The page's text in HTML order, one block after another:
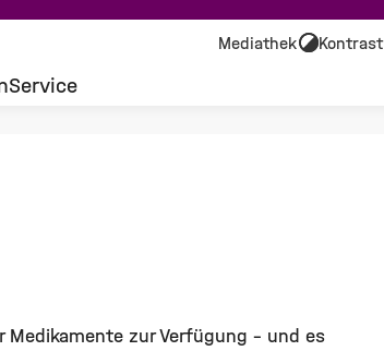
Mediathek Kontrast
Service
zur Verfügung – und es